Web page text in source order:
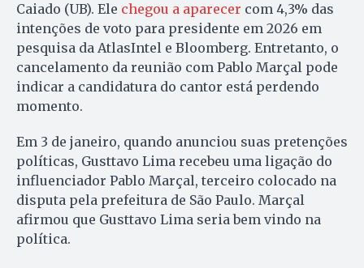
Caiado (UB). Ele chegou a aparecer com 4,3% das
intenções de voto para presidente em 2026 em
pesquisa da AtlasIntel e Bloomberg. Entretanto, o
cancelamento da reunião com Pablo Marçal pode
indicar a candidatura do cantor está perdendo
momento.
Em 3 de janeiro, quando anunciou suas pretenções
políticas, Gusttavo Lima recebeu uma ligação do
influenciador Pablo Marçal, terceiro colocado na
disputa pela prefeitura de São Paulo. Marçal
afirmou que Gusttavo Lima seria bem vindo na
política.